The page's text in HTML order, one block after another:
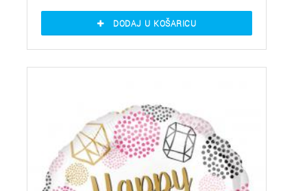
DODAJ U KOŠARICU